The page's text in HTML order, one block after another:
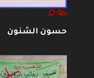
حسون الشنون